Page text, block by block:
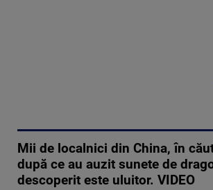
Mii de localnici din China, în
după ce au auzit sunete de
descoperit este uluitor. VIDEO